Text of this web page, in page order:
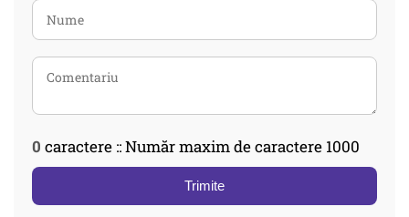
0 caractere :: Număr maxim de caractere 1000
Trimite